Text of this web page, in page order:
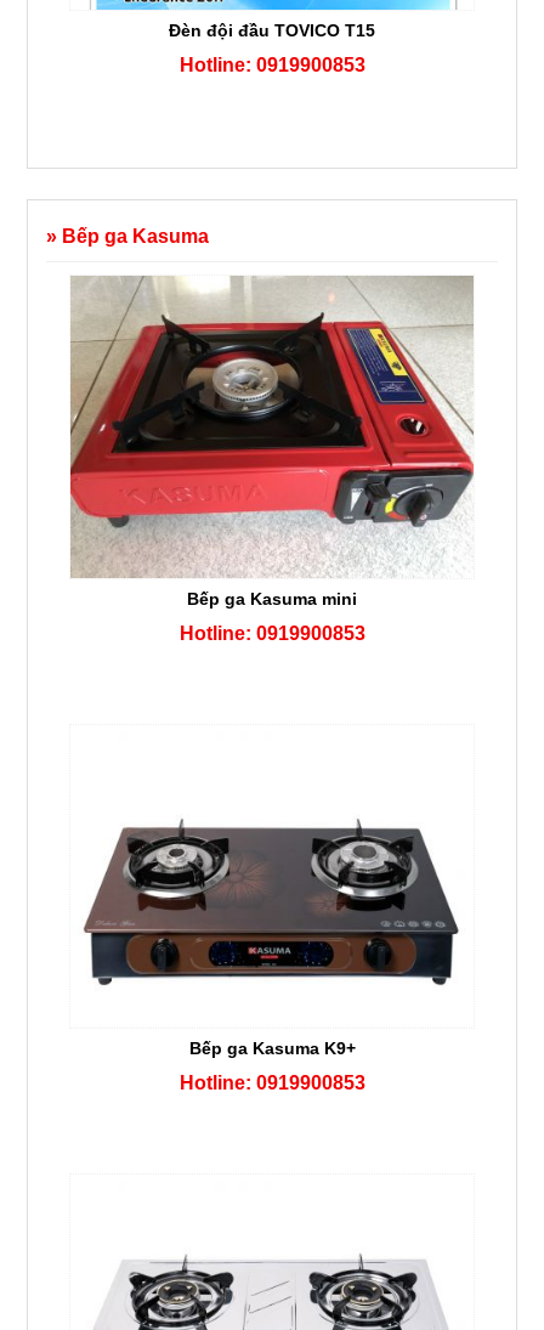
Đèn đội đầu TOVICO T15
Hotline: 0919900853
» Bếp ga Kasuma
Bếp ga Kasuma mini
Hotline: 0919900853
Bếp ga Kasuma K9+
Hotline: 0919900853